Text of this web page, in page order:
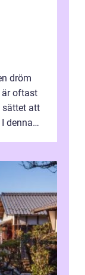
dröm
oftast
sättet att
denna